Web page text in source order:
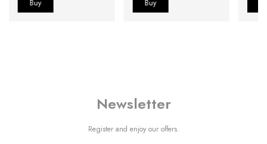
Newsletter
Register and enjoy our offers.